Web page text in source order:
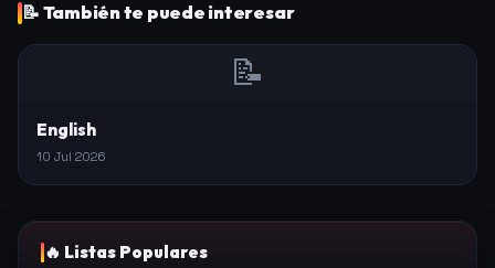
📝 También te puede interesar
📝
English
10 Jul 2026
🔥 Listas Populares